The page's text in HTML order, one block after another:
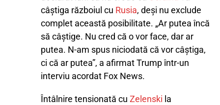
câștiga războiul cu Rusia, deși nu exclude
complet această posibilitate. „Ar putea încă
să câștige. Nu cred că o vor face, dar ar
putea. N-am spus niciodată că vor câștiga,
ci că ar putea”, a afirmat Trump într-un
interviu acordat Fox News.
Întâlnire tensionată cuZelenski la